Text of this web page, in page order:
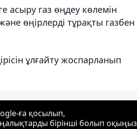
асыру газ өңдеу көлемін
өңірлерді тұрақты газбен
ұлғайту жоспарланып
ға қосылып,
бірінші болып оқыңыз